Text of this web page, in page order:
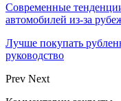
Современные
автомобилей из-за
Лучше покупать
руководство
Prev Next